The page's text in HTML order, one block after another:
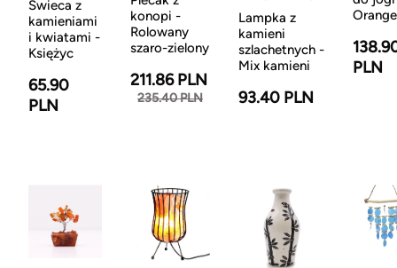
Świeca z
kamieniami
i kwiatami -
Księżyc
65.90
PLN
konopi -
Rolowany
szaro-zielony
211.86 PLN
235.40 PLN
Lampka z
kamieni
szlachetnych -
Mix kamieni
93.40 PLN
Orange
PLN